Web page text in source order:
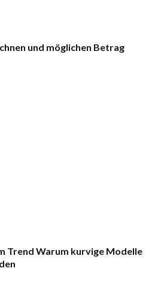
und möglichen Betrag
Trend Warum kurvige Modelle